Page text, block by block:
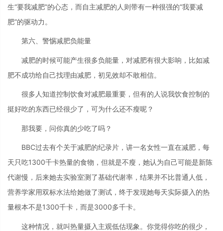
生“要我减肥”的心态，而自主减肥的人则带有一种很强的“我要减
肥”的驱动力。
第六、警惕减肥负能量
减肥的时候可能产生很多负能量，对减肥有很大影响，比如减
肥不成功给自己找理由减肥，初见效却不敢相信。
很多人知道控制饮食对减肥最重要，但有的人说我饮食控制的
挺好吃的东西已经很少了，可为什么还不瘦呢？
那我要，问你真的少吃了吗？
BBC过去有个关于减肥的纪录片，讲一名女性一直在减肥，每
天只吃1300千卡热量的食物，但就是不瘦，她认为自己可能是新陈
代谢慢，后来她去实验室测了基础代谢率，结果并不比普通人低，
营养学家用双标水法给她做了测试，终于发现她每天实际摄入的热
量根本不是1300千卡，而是3000多千卡。
这种情况，就叫热量摄入主观低估现象。你觉得你吃的很少，